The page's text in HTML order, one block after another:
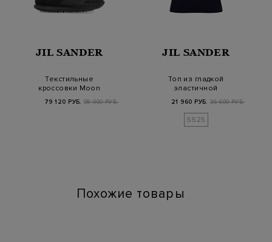
JIL SANDER
Текстильные
кроссовки Moon
Ballerina с замшевой
отделк…
79 120 РУБ. 98 900 РУБ.
JIL SANDER
Топ из гладкой
эластичной
микрофибры с Y-
образной спин…
21 960 РУБ. 36 600 РУБ.
SS25
Похожие товары